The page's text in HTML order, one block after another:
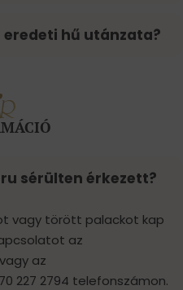
eredeti hű utánzata?
sérülten érkezett?
vagy törött palackot kap
az
az
227 2794‬ telefonszámon.